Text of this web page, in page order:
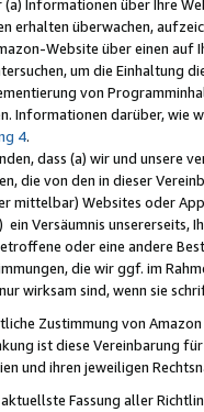
Informationen über Ihre
erhalten überwachen,
Website über einen
um die Einhaltung
von
Informationen darüber, wie
4.
dass (a) wir und
die von den in dieser
mittelbar) Websites oder
Versäumnis unsererseits,
oder eine andere
die wir ggf. im
wirksam sind, wenn sie
Zustimmung von
ist diese Vereinbarung
und ihren jeweiligen
Fassung aller